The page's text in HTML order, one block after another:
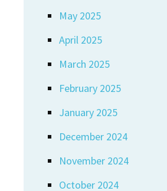
May 2025
April 2025
March 2025
February 2025
January 2025
December 2024
November 2024
October 2024